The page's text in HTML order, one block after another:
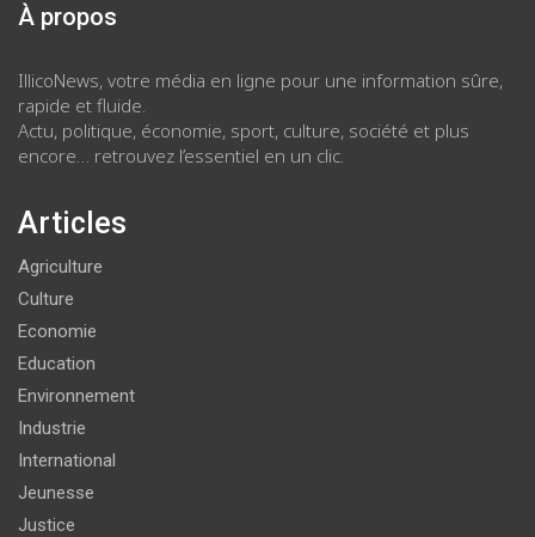
À propos
IllicoNews, votre média en ligne pour une information sûre,
rapide et fluide.
Actu, politique, économie, sport, culture, société et plus
encore… retrouvez l’essentiel en un clic.
Articles
Agriculture
Culture
Economie
Education
Environnement
Industrie
International
Jeunesse
Justice